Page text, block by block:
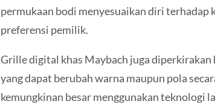
permukaan bodi menyesuaikan diri terhadap
preferensi pemilik.
Grille digital khas Maybach juga
yang dapat berubah warna maupun pola
kemungkinan besar menggunakan teknologi